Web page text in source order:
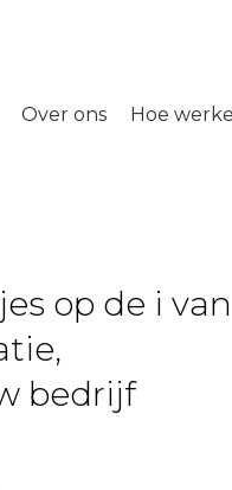
Over ons Hoe
op de i
bedrijf